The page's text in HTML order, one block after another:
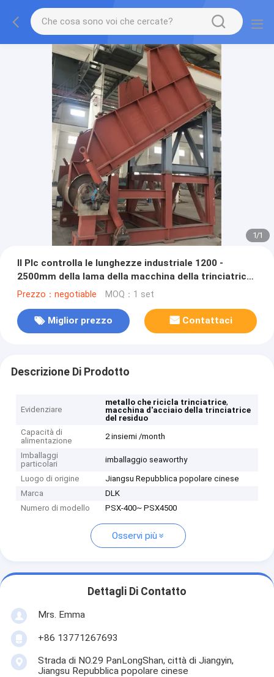
1/1
Il Plc controlla le lunghezze industriale 1200 -
2500mm della lama della macchina della trinciatrice
disponibili
Prezzo：negotiable MOQ：1 set
Miglior prezzo Contattaci
Descrizione Di Prodotto
Evidenziare
metallo che ricicla trinciatrice,
macchina d'acciaio della trinciatrice
del residuo
Capacità di
alimentazione
2 insiemi /month
Imballaggi
particolari
imballaggio seaworthy
Luogo di origine
Jiangsu Repubblica popolare cinese
Marca
DLK
Numero di modello
PSX-400~ PSX4500
Osservi più
Dettagli Di Contatto
Mrs. Emma
+86 13771267693
Strada di NO.29 PanLongShan, città di Jiangyin,
Jiangsu Repubblica popolare cinese